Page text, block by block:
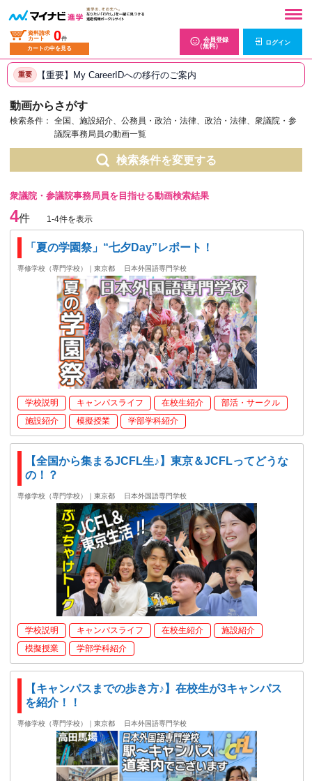
資料請求
カート
0件
カートの中を見る
会員登録
（無料）
ログイン
重要 【重要】My CareerIDへの移行のご案内
動画からさがす
検索条件：
全国、施設紹介、公務員・政治・法律、政治・法律、衆議院・参
議院事務局員の動画一覧
検索条件を変更する
衆議院・参議院事務局員を目指せる動画検索結果
4件 1-4件を表示
「夏の学園祭」“七夕Day”レポート！
専修学校（専門学校）｜東京都 日本外国語専門学校
学校説明 キャンパスライフ 在校生紹介
部活・サークル
施設紹介
模擬授業 学部学科紹介
【全国から集まるJCFL生♪】東京＆JCFLってどうな
の！？
専修学校（専門学校）｜東京都 日本外国語専門学校
学校説明 キャンパスライフ 在校生紹介
施設紹介
模擬授業
学部学科紹介
【キャンパスまでの歩き方♪】在校生が3キャンパス
を紹介！！
専修学校（専門学校）｜東京都 日本外国語専門学校